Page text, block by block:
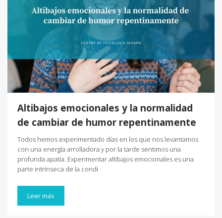
Altibajos emocionales y la normalidad
de cambiar de humor repentinamente
Todos hemos experimentado días en los que nos levantamos
con una energía arrolladora y por la tarde sentimos una
profunda apatía. Experimentar altibajos emocionales es una
parte intrínseca de la condi
Leer más